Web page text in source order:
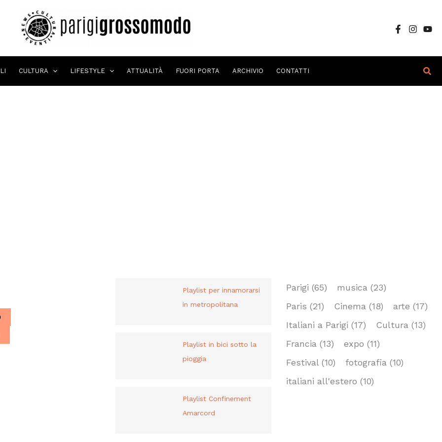
CULTURA LIFESTYLE ATTUALITÀ FUORI PORTA ARCHIVIO CONTATTI
Playlist per innamorarsi
in metropolitana
Playlist in bici sotto la
pioggia
Playlist Confinement
Amarcord
Parigi (65) musica (23)
Paris (21) Cinema (18) arte (17)
Italiani a Parigi (17) Cultura (13)
Francia (13) expo (11)
Festival (10) fotografia (10)
italiani all'estero (10)